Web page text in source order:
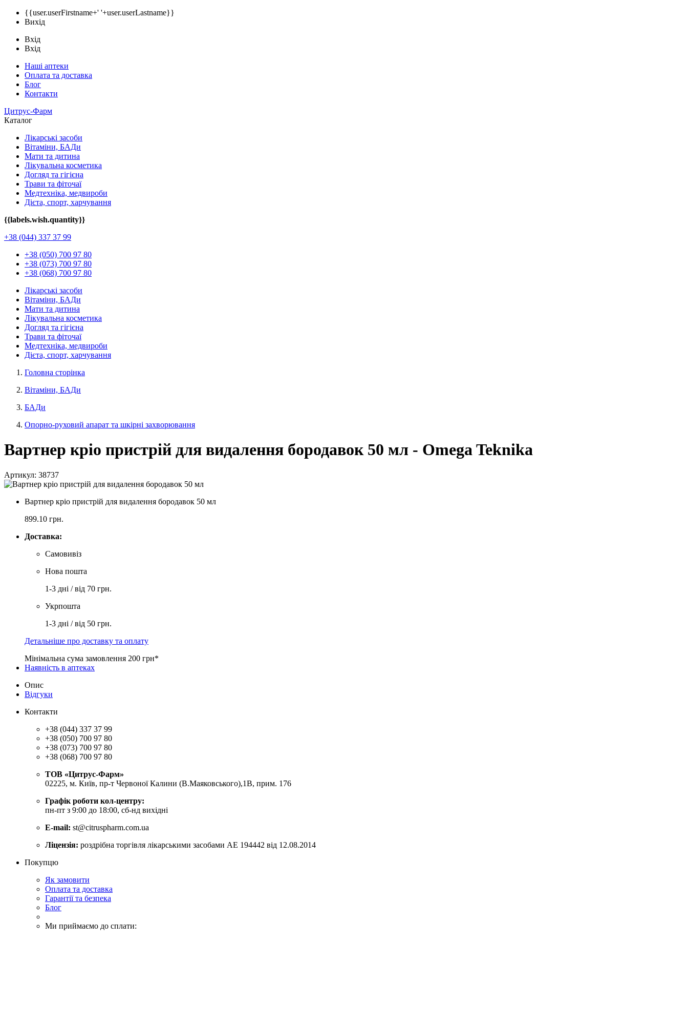
{{user.userFirstname+' '+user.userLastname}}
Вихід
Вхід
Вхід
Наші аптеки
Оплата та доставка
Блог
Контакти
Цитрус-Фарм
Каталог
Лікарські засоби
Вітаміни, БАДи
Мати та дитина
Лікувальна косметика
Догляд та гігієна
Трави та фіточаї
Медтехніка, медвироби
Дієта, спорт, харчування
{{labels.wish.quantity}}
+38 (044) 337 37 99
+38 (050) 700 97 80
+38 (073) 700 97 80
+38 (068) 700 97 80
Лікарські засоби
Вітаміни, БАДи
Мати та дитина
Лікувальна косметика
Догляд та гігієна
Трави та фіточаї
Медтехніка, медвироби
Дієта, спорт, харчування
Головна сторінка
Вітаміни, БАДи
БАДи
Опорно-руховий апарат та шкірні захворювання
Вартнер кріо пристрій для видалення бородавок 50 мл - Omega Teknika
Артикул: 38737
Вартнер кріо пристрій для видалення бородавок 50 мл
899.10 грн.
Доставка:
Самовивіз
Нова пошта
1-3 дні / від 70 грн.
Укрпошта
1-3 дні / від 50 грн.
Детальніше про доставку та оплату
Мінімальна сума замовлення 200 грн*
Наявність в аптеках
Опис
Відгуки
Контакти
+38 (044) 337 37 99
+38 (050) 700 97 80
+38 (073) 700 97 80
+38 (068) 700 97 80
ТОВ «Цитрус-Фарм»
02225, м. Київ, пр-т Червоної Калини (В.Маяковського),1В, прим. 176
Графік роботи кол-центру:
пн-пт з 9:00 до 18:00, сб-нд вихідні
E-mail: st@citruspharm.com.ua
Ліцензія: роздрібна торгівля лікарськими засобами АЕ 194442 від 12.08.2014
Покупцю
Як замовити
Оплата та доставка
Гарантії та безпека
Блог
Ми приймаємо до сплати: